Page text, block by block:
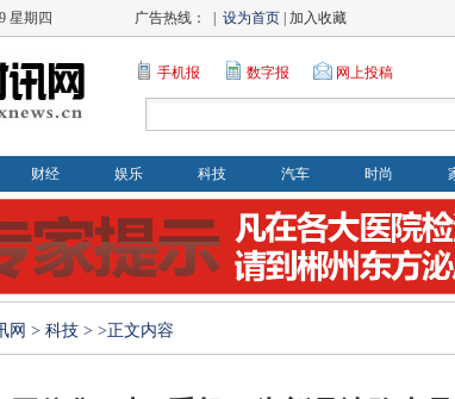
星期四 广告热线： | 设为首页 | 加入收藏
手机报 数字报 网上投稿
财经 娱乐 科技 汽车 时尚
网 > 科技 > >正文内容